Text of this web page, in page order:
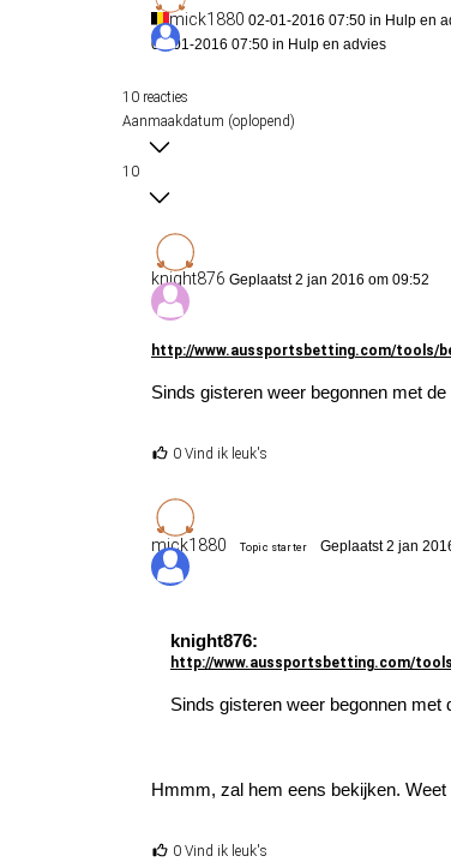
mick1880 02-01-2016 07:50 in Hulp en
02-01-2016 07:50 in Hulp en advies
10 reacties
Aanmaakdatum (oplopend)
10
knight876 Geplaatst 2 jan 2016 om 09:52
http://www.aussportsbetting.com/tools/
Sinds gisteren weer begonnen met
0 Vind ik leuk's
mick1880 Topic starter Geplaatst 2 jan
knight876:
http://www.aussportsbetting.com/
Sinds gisteren weer begonnen
Hmmm, zal hem eens bekijken.
0 Vind ik leuk's